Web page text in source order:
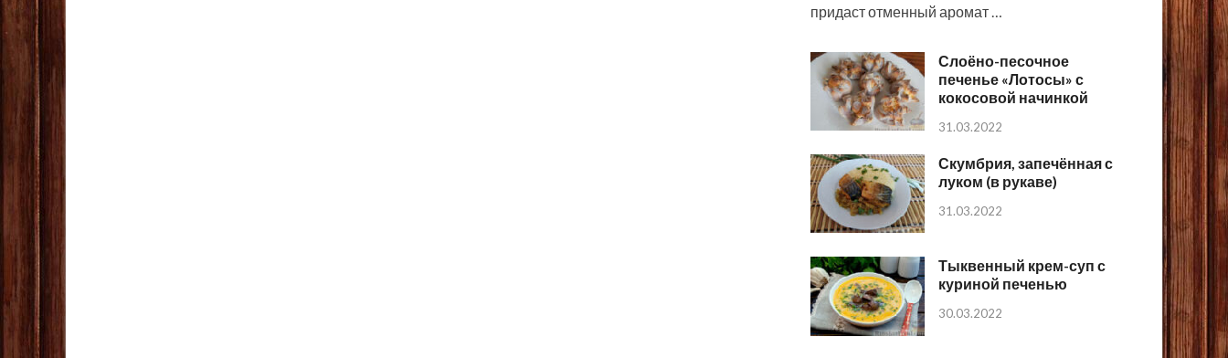
придаст отменный аромат …
Слоёно-песочное
печенье «Лотосы» с
кокосовой начинкой
31.03.2022
Скумбрия, запечённая с
луком (в рукаве)
31.03.2022
Тыквенный крем-суп с
куриной печенью
30.03.2022